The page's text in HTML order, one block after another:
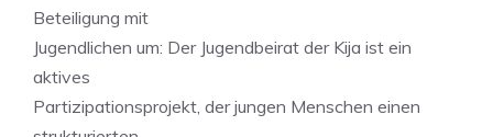
Beteiligung mit
Jugendlichen um: Der Jugendbeirat der Kija ist ein
aktives
Partizipationsprojekt, der jungen Menschen einen